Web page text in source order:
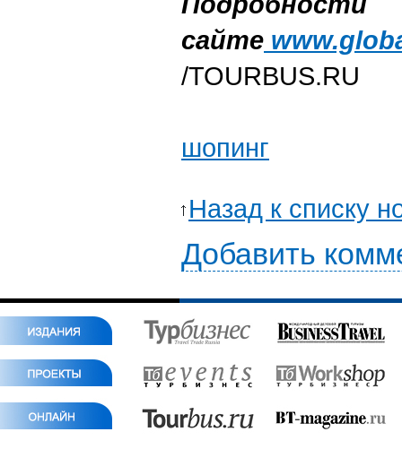
сайте
/TOURBUS.RU
шопинг
Назад к списку
Добавить